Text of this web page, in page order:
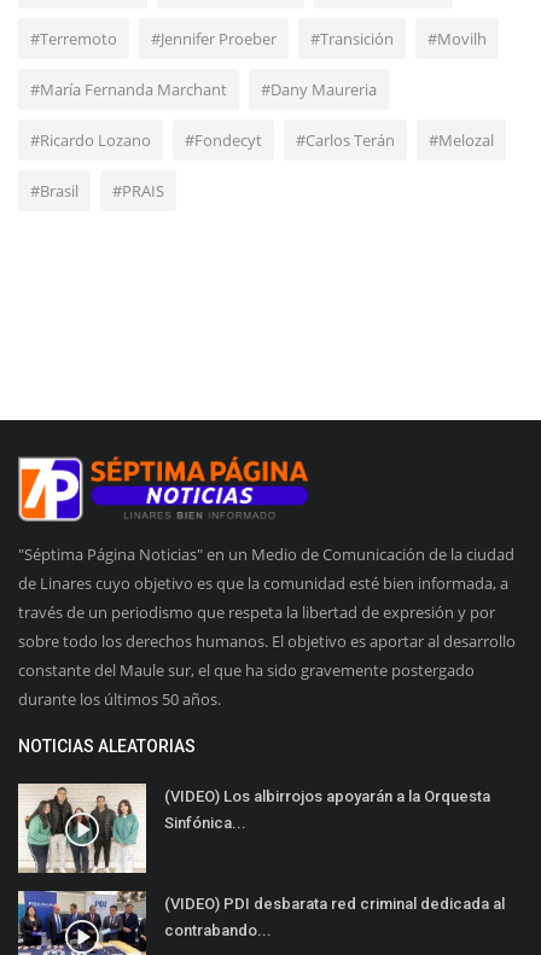
#Terremoto #Jennifer Proeber #Transición #Movilh
#María Fernanda Marchant #Dany Maureria
#Ricardo Lozano #Fondecyt #Carlos Terán #Melozal
#Brasil #PRAIS
"Séptima Página Noticias" en un Medio de Comunicación de la ciudad
de Linares cuyo objetivo es que la comunidad esté bien informada, a
través de un periodismo que respeta la libertad de expresión y por
sobre todo los derechos humanos. El objetivo es aportar al desarrollo
constante del Maule sur, el que ha sido gravemente postergado
durante los últimos 50 años.
NOTICIAS ALEATORIAS
(VIDEO) Los albirrojos apoyarán a la Orquesta
Sinfónica...
(VIDEO) PDI desbarata red criminal dedicada al
contrabando...